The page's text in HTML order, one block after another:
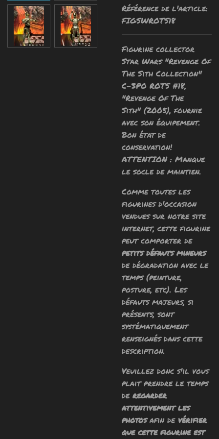
Référence de l'article:
FIGSWROTS18
Figurine collector
Star Wars "Revenge Of
The Sith Collection"
C-3PO ROTS #18,
"Revenge Of The
Sith" (2005), fournie
avec son équipement.
Bon état de
conservation!
ATTENTION : Manque
le socle de maintien.
Comme toutes les
figurines d'occasion
vendues sur notre site
internet, cette figurine
peut comporter de
petits défauts mineurs
de dégradation avec le
temps (peinture,
posture, etc). Les
défauts majeurs, si
présents, sont
systématiquement
renseignés dans cette
description.
Veuillez donc s'il vous
plait prendre le temps
de regarder
attentivement les
photosafin de vérifier
que cette figurine est